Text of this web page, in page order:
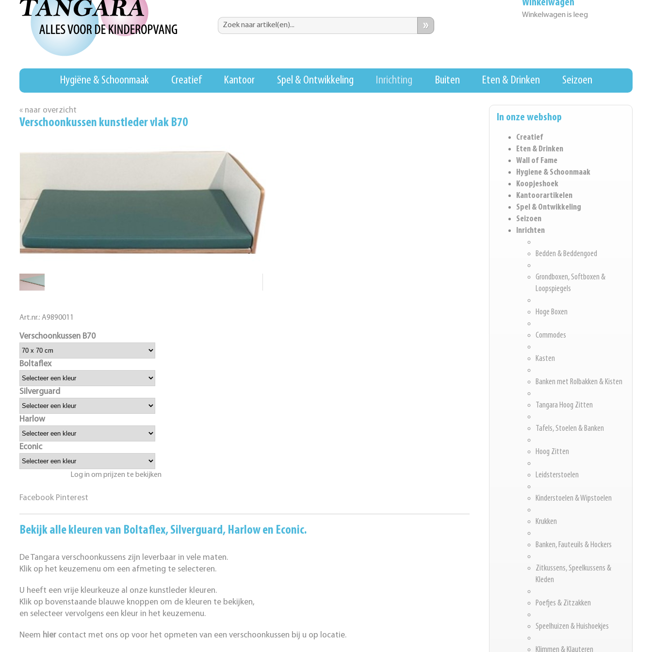
Winkelwagen
Winkelwagen is leeg
»
Hygiëne & Schoonmaak Creatief Kantoor Spel & Ontwikkeling Inrichting Buiten Eten & Drinken Seizoen
In onze webshop
Creatief
Eten & Drinken
Wall of Fame
Hygiene & Schoonmaak
Koopjeshoek
Kantoorartikelen
Spel & Ontwikkeling
Seizoen
Inrichten
Bedden & Beddengoed
Grondboxen, Softboxen &
Loopspiegels
Hoge Boxen
Commodes
Kasten
Banken met Rolbakken & Kisten
Tangara Hoog Zitten
Tafels, Stoelen & Banken
Hoog Zitten
Leidsterstoelen
Kinderstoelen & Wipstoelen
Krukken
Banken, Fauteuils & Hockers
Zitkussens, Speelkussens &
Kleden
Poefjes & Zitzakken
Speelhuizen & Huishoekjes
Klimmen & Klauteren
« naar overzicht
Verschoonkussen kunstleder vlak B70
Art.nr.: A9890011
Verschoonkussen B70
Boltaflex
Silverguard
Harlow
Econic
Log in om prijzen te bekijken
Facebook Pinterest
Bekijk alle kleuren van Boltaflex,Silverguard, Harlowen Econic.
De Tangara verschoonkussens zijn leverbaar in vele maten.
Klik op het keuzemenu om een afmeting te selecteren.
U heeft een vrije kleurkeuze al onze kunstleder kleuren.
Klik op bovenstaande blauwe knoppen om de kleuren te bekijken,
en selecteer vervolgens een kleur in het keuzemenu.
Neem hier contact met ons op voor het opmeten van een verschoonkussen bij u op locatie.